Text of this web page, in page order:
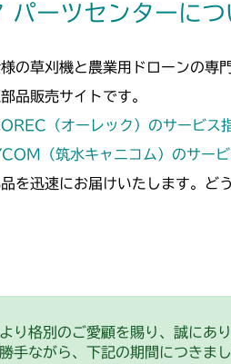
パーツセンターにつ
の草刈機と農業用ドローンの
品販売サイトです。
OREC（オーレック）のサービス
（筑水キャニコム）のサー
を迅速にお届けいたします。ど
り格別のご愛顧を賜り、誠にあ
手ながら、下記の期間につきま